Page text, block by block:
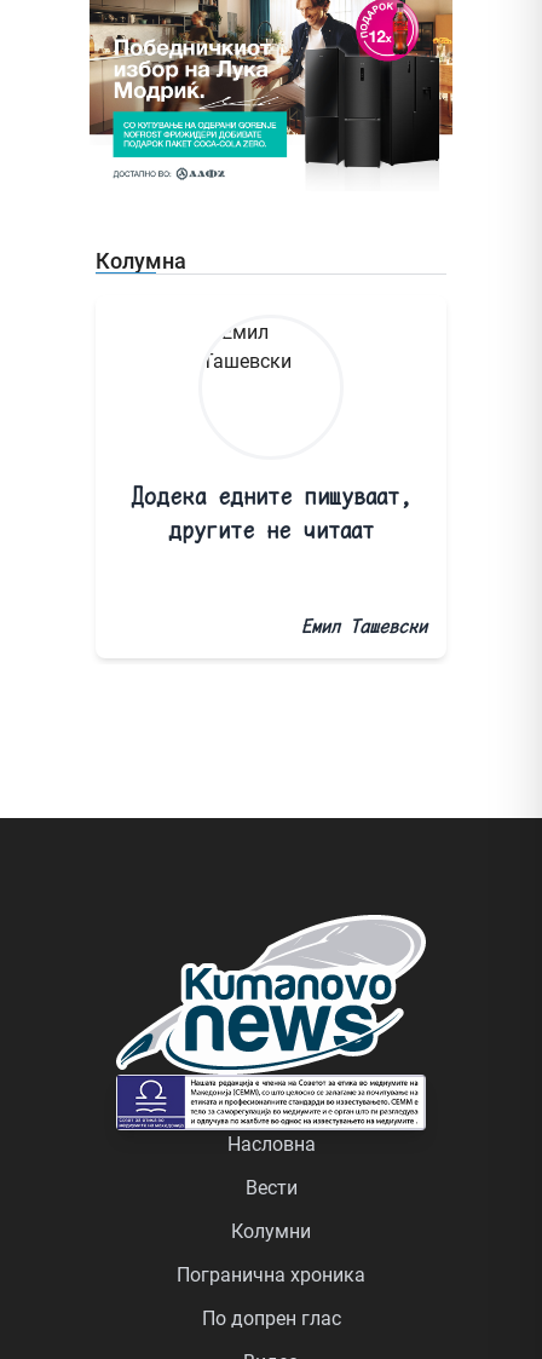
Колумна
Додека едните пишуваат,
другите не читаат
Емил Ташевски
Насловна
Вести
Колумни
Погранична хроника
По допрен глас